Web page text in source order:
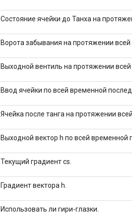
Состояние ячейки до Танха на
Ворота забывания на протяжении
Выходной вентиль на протяжении
Ввод ячейки по всей временной
Ячейка после танга на протяжении
Выходной вектор h по всей временной
Текущий градиент cs.
Градиент вектора h.
Использовать ли гири-глазки.